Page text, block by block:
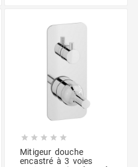
    
Mitigeur douche
encastré à 3 voies